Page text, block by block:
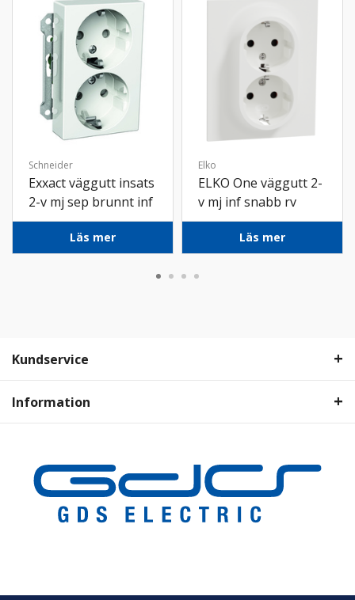
Schneider
Exxact väggutt insats
2-v mj sep brunnt inf
snabb vit
Läs mer
Elko
ELKO One väggutt 2-
v mj inf snabb rv
Läs mer
Kundservice
Information